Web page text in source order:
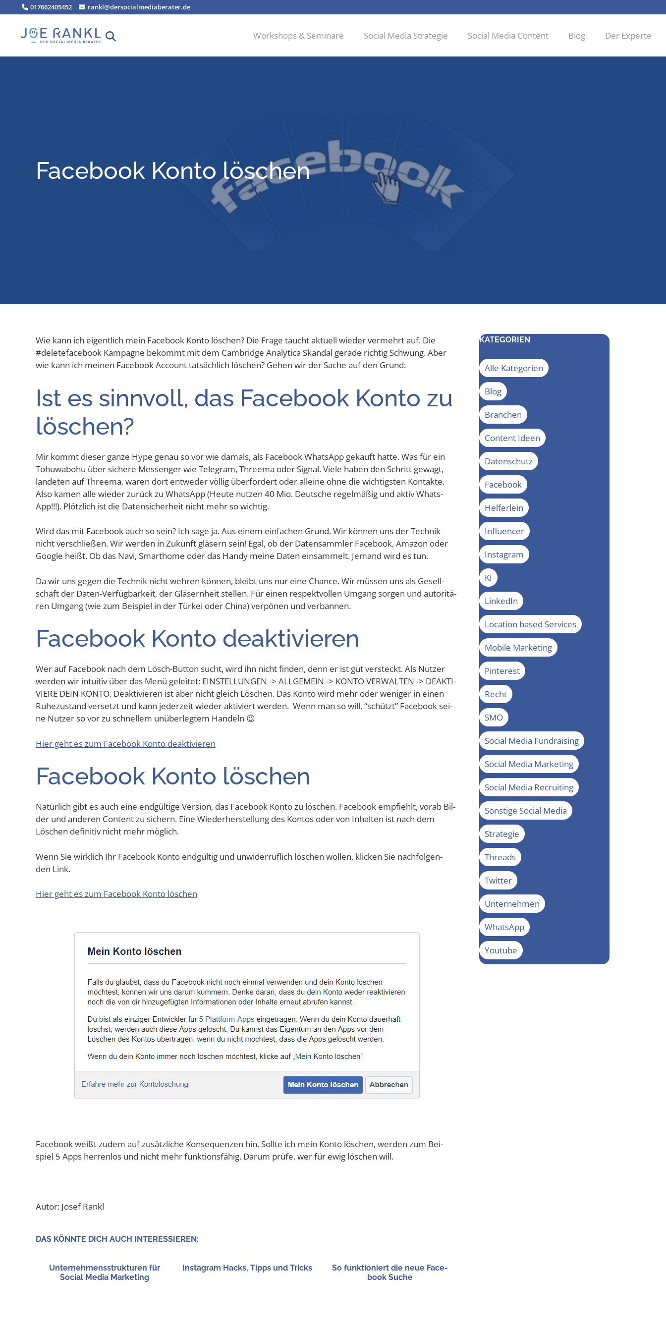
Inhalt
springen
017662405452 rankl@dersocialmediaberater.de
Workshops & Seminare Social Media Strategie Social Media Content Blog Der Experte
Face­book Kon­to löschen
Wie kann ich eigent­lich mein Face­book Kon­to löschen? Die Fra­ge taucht aktu­ell wie­der ver­mehrt auf. Die
#dele­te­face­book Kam­pa­gne bekommt mit dem Cam­bridge Ana­ly­ti­ca Skan­dal gera­de rich­tig Schwung. Aber
wie kann ich mei­nen Face­book Account tat­säch­lich löschen? Gehen wir der Sache auf den Grund:
Ist es sinn­voll, das Face­book Kon­to zu
löschen?
Mir kommt die­ser gan­ze Hype genau so vor wie damals, als Face­book Whats­App gekauft hat­te. Was für ein
Tohu­wa­bo­hu über siche­re Mes­sen­ger wie Tele­gram, Three­ma oder Signal. Vie­le haben den Schritt gewagt,
lan­de­ten auf Three­ma, waren dort ent­we­der völ­lig über­for­dert oder allei­ne ohne die wich­tigs­ten Kon­tak­te.
Also kamen alle wie­der zurück zu Whats­App (Heu­te nut­zen 40 Mio. Deut­sche regel­mä­ßig und aktiv Whats­
App!!!). Plötz­lich ist die Daten­si­cher­heit nicht mehr so wichtig.
Wird das mit Face­book auch so sein? Ich sage ja. Aus einem ein­fa­chen Grund. Wir kön­nen uns der Tech­nik
nicht ver­schlie­ßen. Wir wer­den in Zukunft glä­sern sein! Egal, ob der Daten­samm­ler Face­book, Ama­zon oder
Goog­le heißt. Ob das Navi, Smar­thome oder das Han­dy mei­ne Daten ein­sam­melt. Jemand wird es tun.
Da wir uns gegen die Tech­nik nicht weh­ren kön­nen, bleibt uns nur eine Chan­ce. Wir müs­sen uns als Gesell­
schaft der Daten-Ver­füg­bar­keit, der Glä­sern­heit stel­len. Für einen respekt­vol­len Umgang sor­gen und auto­ri­tä­
ren Umgang (wie zum Bei­spiel in der Tür­kei oder Chi­na) ver­pö­nen und verbannen.
Face­book Kon­to deaktivieren
Wer auf Face­book nach dem Lösch-But­ton sucht, wird ihn nicht fin­den, denn er ist gut ver­steckt. Als Nut­zer
wer­den wir intui­tiv über das Menü gelei­tet: EIN­STEL­LUN­GEN -> ALL­GE­MEIN -> KON­TO VER­WAL­TEN -> DEAK­TI­
VIE­RE DEIN KON­TO. Deak­ti­vie­ren ist aber nicht gleich Löschen. Das Kon­to wird mehr oder weni­ger in einen
Ruhe­zu­stand ver­setzt und kann jeder­zeit wie­der akti­viert wer­den. Wenn man so will, “schützt” Face­book sei­
ne Nut­zer so vor zu schnel­lem unüber­leg­tem Handeln 😉
Hier geht es zum Face­book Kon­to deaktivieren
Face­book Kon­to löschen
Natür­lich gibt es auch eine end­gül­ti­ge Ver­si­on, das Face­book Kon­to zu löschen. Face­book emp­fiehlt, vor­ab Bil­
der und ande­ren Con­tent zu sichern. Eine Wie­der­her­stel­lung des Kon­tos oder von Inhal­ten ist nach dem
Löschen defi­ni­tiv nicht mehr möglich.
Wenn Sie wirk­lich Ihr Face­book Kon­to end­gül­tig und unwi­der­ruf­lich löschen wol­len, kli­cken Sie nach­fol­gen­
den Link.
Hier geht es zum Face­book Kon­to löschen
Face­book weißt zudem auf zusätz­li­che Kon­se­quen­zen hin. Soll­te ich mein Kon­to löschen, wer­den zum Bei­
spiel 5 Apps her­ren­los und nicht mehr funk­ti­ons­fä­hig. Dar­um prü­fe, wer für ewig löschen will.
Autor: Josef Rankl
DAS KÖNN­TE DICH AUCH INTERESSIEREN:
Unter­neh­mens­struk­tu­ren für
Social Media Marketing
Insta­gram Hacks, Tipps und Tricks
So funk­tio­niert die neue Face­
book Suche
KATEGORIEN
Alle Kategorien
Blog
Branchen
Content Ideen
Datenschutz
Facebook
Helferlein
Influencer
Instagram
KI
LinkedIn
Location based Services
Mobile Marketing
Pinterest
Recht
SMO
Social Media Fundraising
Social Media Marketing
Social Media Recruiting
Sonstige Social Media
Strategie
Threads
Twitter
Unternehmen
WhatsApp
Youtube